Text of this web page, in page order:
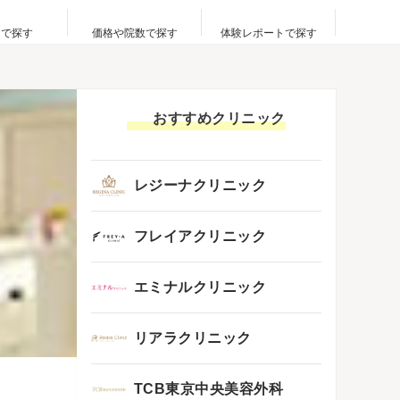
探す 価格や院数で探す 体験レポートで探す
おすすめクリニック
レジーナクリニック
フレイアクリニック
エミナルクリニック
リアラクリニック
TCB東京中央美容外科